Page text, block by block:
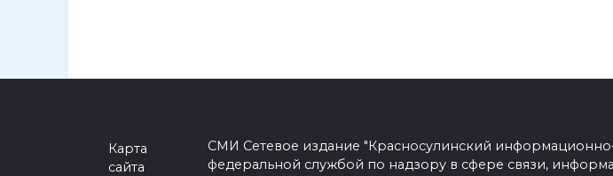
Карта
сайта
СМИ Сетевое издание "Красносулинский
федеральной службой по надзору в сфере связи,